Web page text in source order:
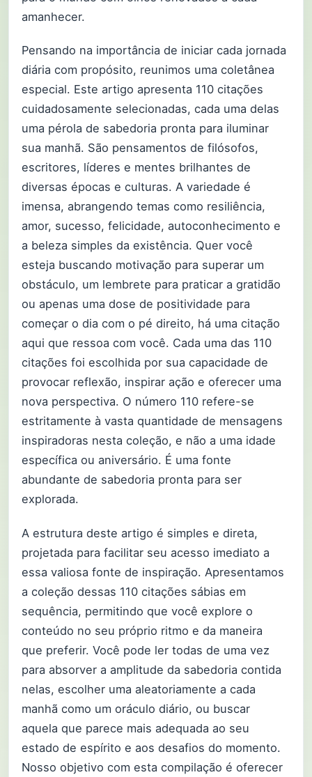
amanhecer.
Pensando na importância de iniciar cada jornada
diária com propósito, reunimos uma coletânea
especial. Este artigo apresenta 110 citações
cuidadosamente selecionadas, cada uma delas
uma pérola de sabedoria pronta para iluminar
sua manhã. São pensamentos de filósofos,
escritores, líderes e mentes brilhantes de
diversas épocas e culturas. A variedade é
imensa, abrangendo temas como resiliência,
amor, sucesso, felicidade, autoconhecimento e
a beleza simples da existência. Quer você
esteja buscando motivação para superar um
obstáculo, um lembrete para praticar a gratidão
ou apenas uma dose de positividade para
começar o dia com o pé direito, há uma citação
aqui que ressoa com você. Cada uma das 110
citações foi escolhida por sua capacidade de
provocar reflexão, inspirar ação e oferecer uma
nova perspectiva. O número 110 refere-se
estritamente à vasta quantidade de mensagens
inspiradoras nesta coleção, e não a uma idade
específica ou aniversário. É uma fonte
abundante de sabedoria pronta para ser
explorada.
A estrutura deste artigo é simples e direta,
projetada para facilitar seu acesso imediato a
essa valiosa fonte de inspiração. Apresentamos
a coleção dessas 110 citações sábias em
sequência, permitindo que você explore o
conteúdo no seu próprio ritmo e da maneira
que preferir. Você pode ler todas de uma vez
para absorver a amplitude da sabedoria contida
nelas, escolher uma aleatoriamente a cada
manhã como um oráculo diário, ou buscar
aquela que parece mais adequada ao seu
estado de espírito e aos desafios do momento.
Nosso objetivo com esta compilação é oferecer